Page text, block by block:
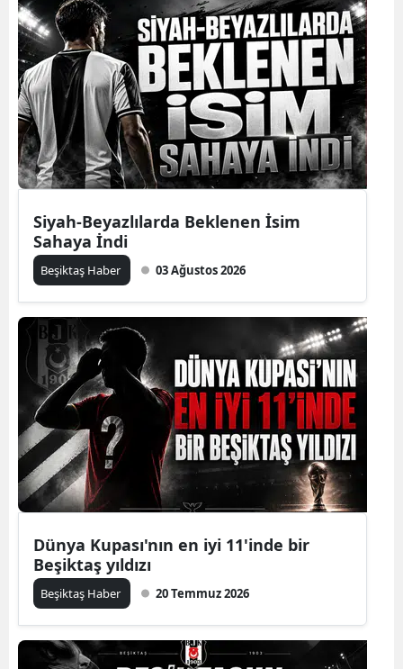
Siyah-Beyazlılarda Beklenen İsim
Sahaya İndi
Beşiktaş Haber 03 Ağustos 2026
Dünya Kupası'nın en iyi 11'inde bir
Beşiktaş yıldızı
Beşiktaş Haber 20 Temmuz 2026